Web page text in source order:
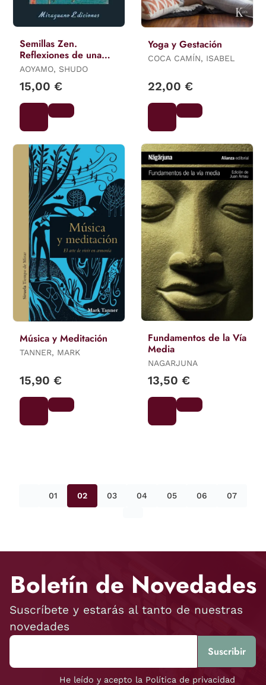
Semillas Zen.
Reflexiones de una
Monja Zen
AOYAMO, SHUDO
15,00 €
Yoga y Gestación
COCA CAMÍN, ISABEL
22,00 €
Música y Meditación
TANNER, MARK
15,90 €
Fundamentos de la Vía
Media
NAGARJUNA
13,50 €
01 02 03 04 05 06 07
Boletín de Novedades
Suscríbete y estarás al tanto de nuestras
novedades
He leído y acepto la Política de privacidad